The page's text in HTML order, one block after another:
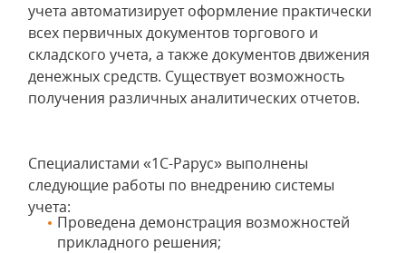
учета автоматизирует оформление практически
всех первичных документов торгового и
складского учета, а также документов движения
денежных средств. Существует возможность
получения различных аналитических отчетов.
Специалистами «1С-Рарус» выполнены
следующие работы по внедрению системы
учета:
Проведена демонстрация возможностей
прикладного решения;